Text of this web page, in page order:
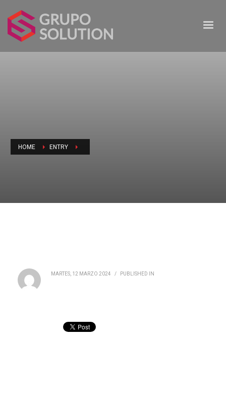
HOME ENTRY
MARTES, 12 MARZO 2024 / PUBLISHED IN